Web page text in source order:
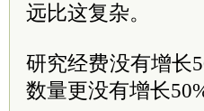
远比这复杂。
研究经费没有增长
数量更没有增长